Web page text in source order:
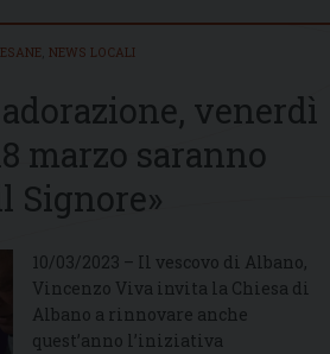
NEWS LOCALI
venerdì
marzo saranno
Signore»
10/03/2023 – Il vescovo di Albano,
Vincenzo Viva invita la Chiesa di
Albano a rinnovare anche
quest’anno l’iniziativa